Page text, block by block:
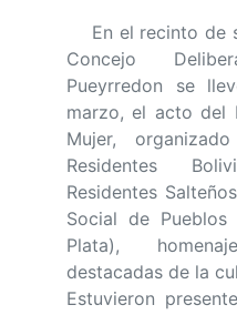
En el recinto de
Concejo
Pueyrredon se
marzo, el acto del
Mujer,
Residentes
Residentes
Social de
Plata),
destacadas de la
Estuvieron